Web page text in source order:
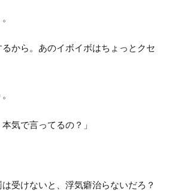
るから。あのイボイボはちょっとクセ
気で言ってるの？」
は受けないと、浮気癖治らないだろ？